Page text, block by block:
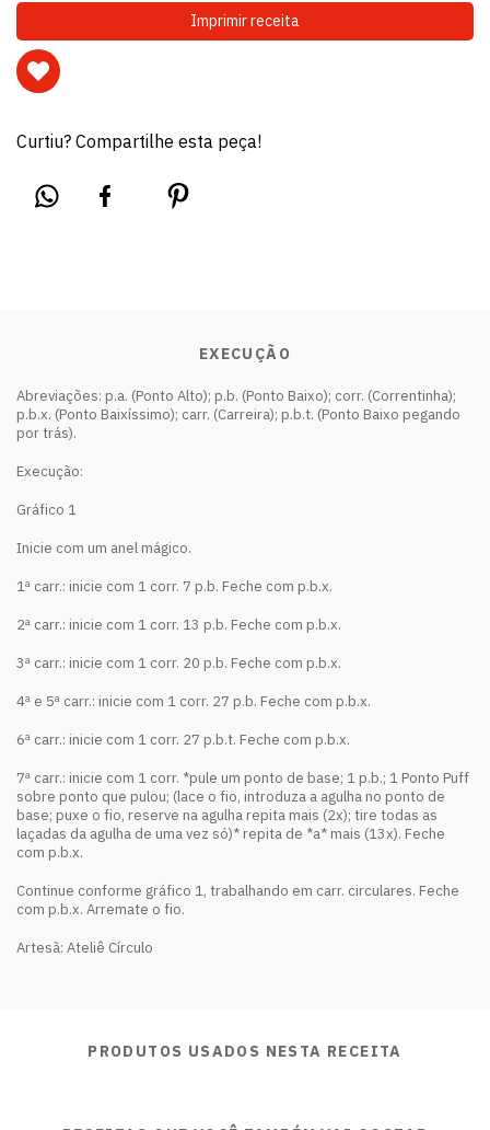
Imprimir receita
Curtiu? Compartilhe esta peça!
EXECUÇÃO
Abreviações: p.a. (Ponto Alto); p.b. (Ponto Baixo); corr. (Correntinha);
p.b.x. (Ponto Baixíssimo); carr. (Carreira); p.b.t. (Ponto Baixo pegando
por trás).
Execução:
Gráfico 1
Inicie com um anel mágico.
1ª carr.: inicie com 1 corr. 7 p.b. Feche com p.b.x.
2ª carr.: inicie com 1 corr. 13 p.b. Feche com p.b.x.
3ª carr.: inicie com 1 corr. 20 p.b. Feche com p.b.x.
4ª e 5ª carr.: inicie com 1 corr. 27 p.b. Feche com p.b.x.
6ª carr.: inicie com 1 corr. 27 p.b.t. Feche com p.b.x.
7ª carr.: inicie com 1 corr. *pule um ponto de base; 1 p.b.; 1 Ponto Puff
sobre ponto que pulou; (lace o fio, introduza a agulha no ponto de
base; puxe o fio, reserve na agulha repita mais (2x); tire todas as
laçadas da agulha de uma vez só)* repita de *a* mais (13x). Feche
com p.b.x.
Continue conforme gráfico 1, trabalhando em carr. circulares. Feche
com p.b.x. Arremate o fio.
Artesã: Ateliê Círculo
PRODUTOS USADOS NESTA RECEITA